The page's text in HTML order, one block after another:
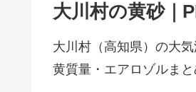
大川村の黄砂｜
大川村（高知県）の大
黄質量・エアロゾルまと